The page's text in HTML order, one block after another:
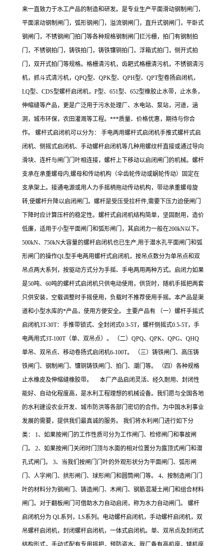
来一直致力于水工产品的制造和研发。是专业生产平面滑动钢制闸门，
平面滚动钢制闸门，弧形钢闸门，溢流钢闸门，直升式钢闸门，平卧式
钢闸门，不锈钢闸门拍门等各种规格钢制闸门拦污栅，拍门有钢制拍
门，不锈钢拍门，铸铁拍门，铸铁镶铜拍门，浮箱式拍门，侧开式拍
门，双开式拍门等规格。格栅清污机，齿耙式格栅清污机，不锈钢清污
机，抓斗式清污机，QPQ型、QPK型、QPH型、QPT型卷扬启闭机，
LQ型、CDS型螺杆启闭机，P型、651型、652型橡胶止水带，止水条，
伸缩缝等产品，更是广泛用于污水处理厂、水电站、泵站，河道，涵
洞，城市环保，农田灌溉等工程。***质量、价格优惠，期待与你合
作。 螺杆式启闭机可以分为： 手电两用螺杆式启闭机手推式螺杆式启
闭机、侧摇式启闭机、手动螺杆启闭机等几种用螺纹杆直接或通过导向
滑块、连杆与闸门门叶相连接，螺杆上下移动以启闭闸门的机械。螺杆
支承在承重螺母内,螺母和传动机构（伞齿轮传动或蜗轮传动）固定在
支承架上。接通电源或用人力手摇柄拖动传动机构，带动承重螺母旋
转,使螺杆升降以启闭闸门。螺杆是受压受拉杆件,需要下压力迫使闸门
下降时应计算压杆的稳定性。螺杆式启闭机结构简单，坚固耐用，造价
低廉，适用于小型平面闸门和弧形闸门，其启闭力一般在200kN以下。
500kN、750kN大容量的螺杆启闭机也已生产,用于潜水孔平面闸门和弧
形闸门的操作QL型手电两用螺杆式启闭机，按吊点数分为单吊点和双
吊点两大系列，按驱动方式分为手摇、手电两用两种方式。启闭力如果
是50吨、60吨的螺杆式启闭机只供电动使用，供货时，随机手摇把两套
只供安装，空载调整时手摇使用，负载时不推荐使用手摇。本产品是渠
道和小型水库的*产品，使用方便安全。 主要产品有 （一）螺杆手摇式
启闭机3T-30T：手推带锁式、全封闭式0.3-5T，螺杆侧摇式0.5-5T，手
电两用式3T-100T（单、双吊点）。 （二）QPQ、QPK、QPG、QHQ
单吊、双吊点、移动卷扬式启闭机6-100T。 （三）铸铁闸门、高压铸
铁闸门、钢制闸门、镶铜铸铁闸门、拍门、潮门等。 （四）各种规格
止水橡皮及伸缩缝橡胶带。 本厂产品启闭灵活、经久耐用、封闭性
能好、自动化程度高，是水利工程理想的机械设备。我们愿与全国各地
的水利建设农业开发、城市防洪等各部门密切的合作。为中国水利事业
发展的需要，提供我们最真诚的服务。 我们将水利闸门进行如下分
类： 1、如果按闸门的工作性质可分为工作闸门、检修闸门和事故闸
门。 2、如果按闸门关闭时门顶与水面的相对位置分为露顶式闸门和潜
孔式闸门。 3、当我们按闸门门叶的外观形状分为平面闸门、弧形闸
门、人字闸门、拱形闸门、球形闸门和圆筒闸门等。 4、按制造闸门门
叶的材料分为钢闸门、铸造闸门、木闸门、钢筋混凝土闸门和组合材料
闸门。对于翻板闸门可借助水力自动启闭，称为水力自动闸门。 螺杆
启闭机分为 QL系列，LS系列。电动螺杆启闭机，手动螺杆启闭机，双
吊螺杆启闭机，封闭螺杆启闭机，一体式启闭机。单、双吊点及封闭式
结构形式，手动式配有专用摇把，预防盗水。我厂备有高机座，矮机座